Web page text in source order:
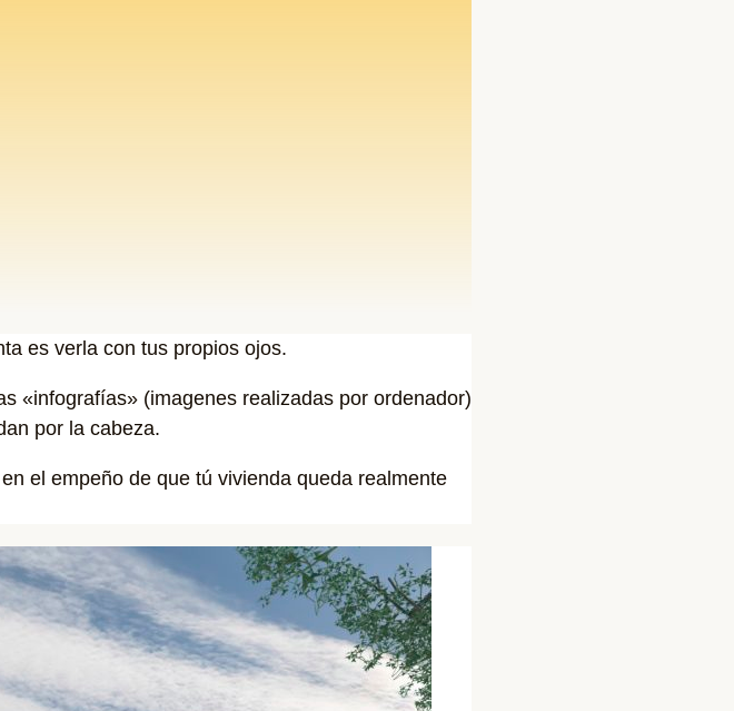
es verla con tus propios ojos.
«infografías» (imagenes realizadas por ordenador)
por la cabeza.
el empeño de que tú vivienda queda realmente